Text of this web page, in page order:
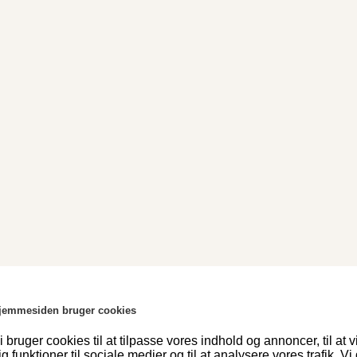
bruger cookies
bruger cookies til at tilpasse vores indhold og annoncer, til at